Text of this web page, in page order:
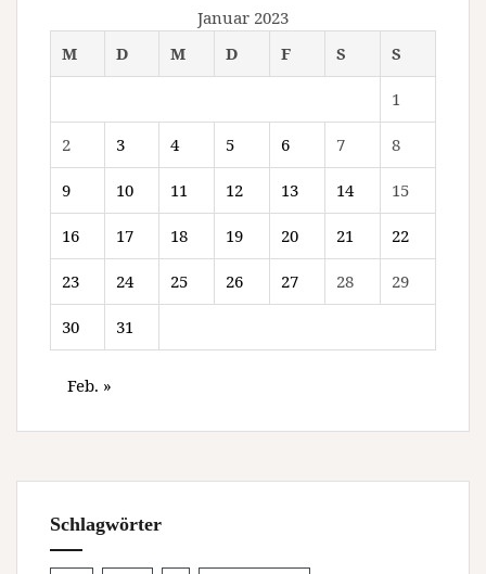
Januar 2023
M
D M D F S S
1
2 3 4 5 6 7 8
9 10 11 12 13 14 15
16 17 18 19 20 21 22
23 24 25 26 27 28 29
30 31
Feb. »
Schlagwörter